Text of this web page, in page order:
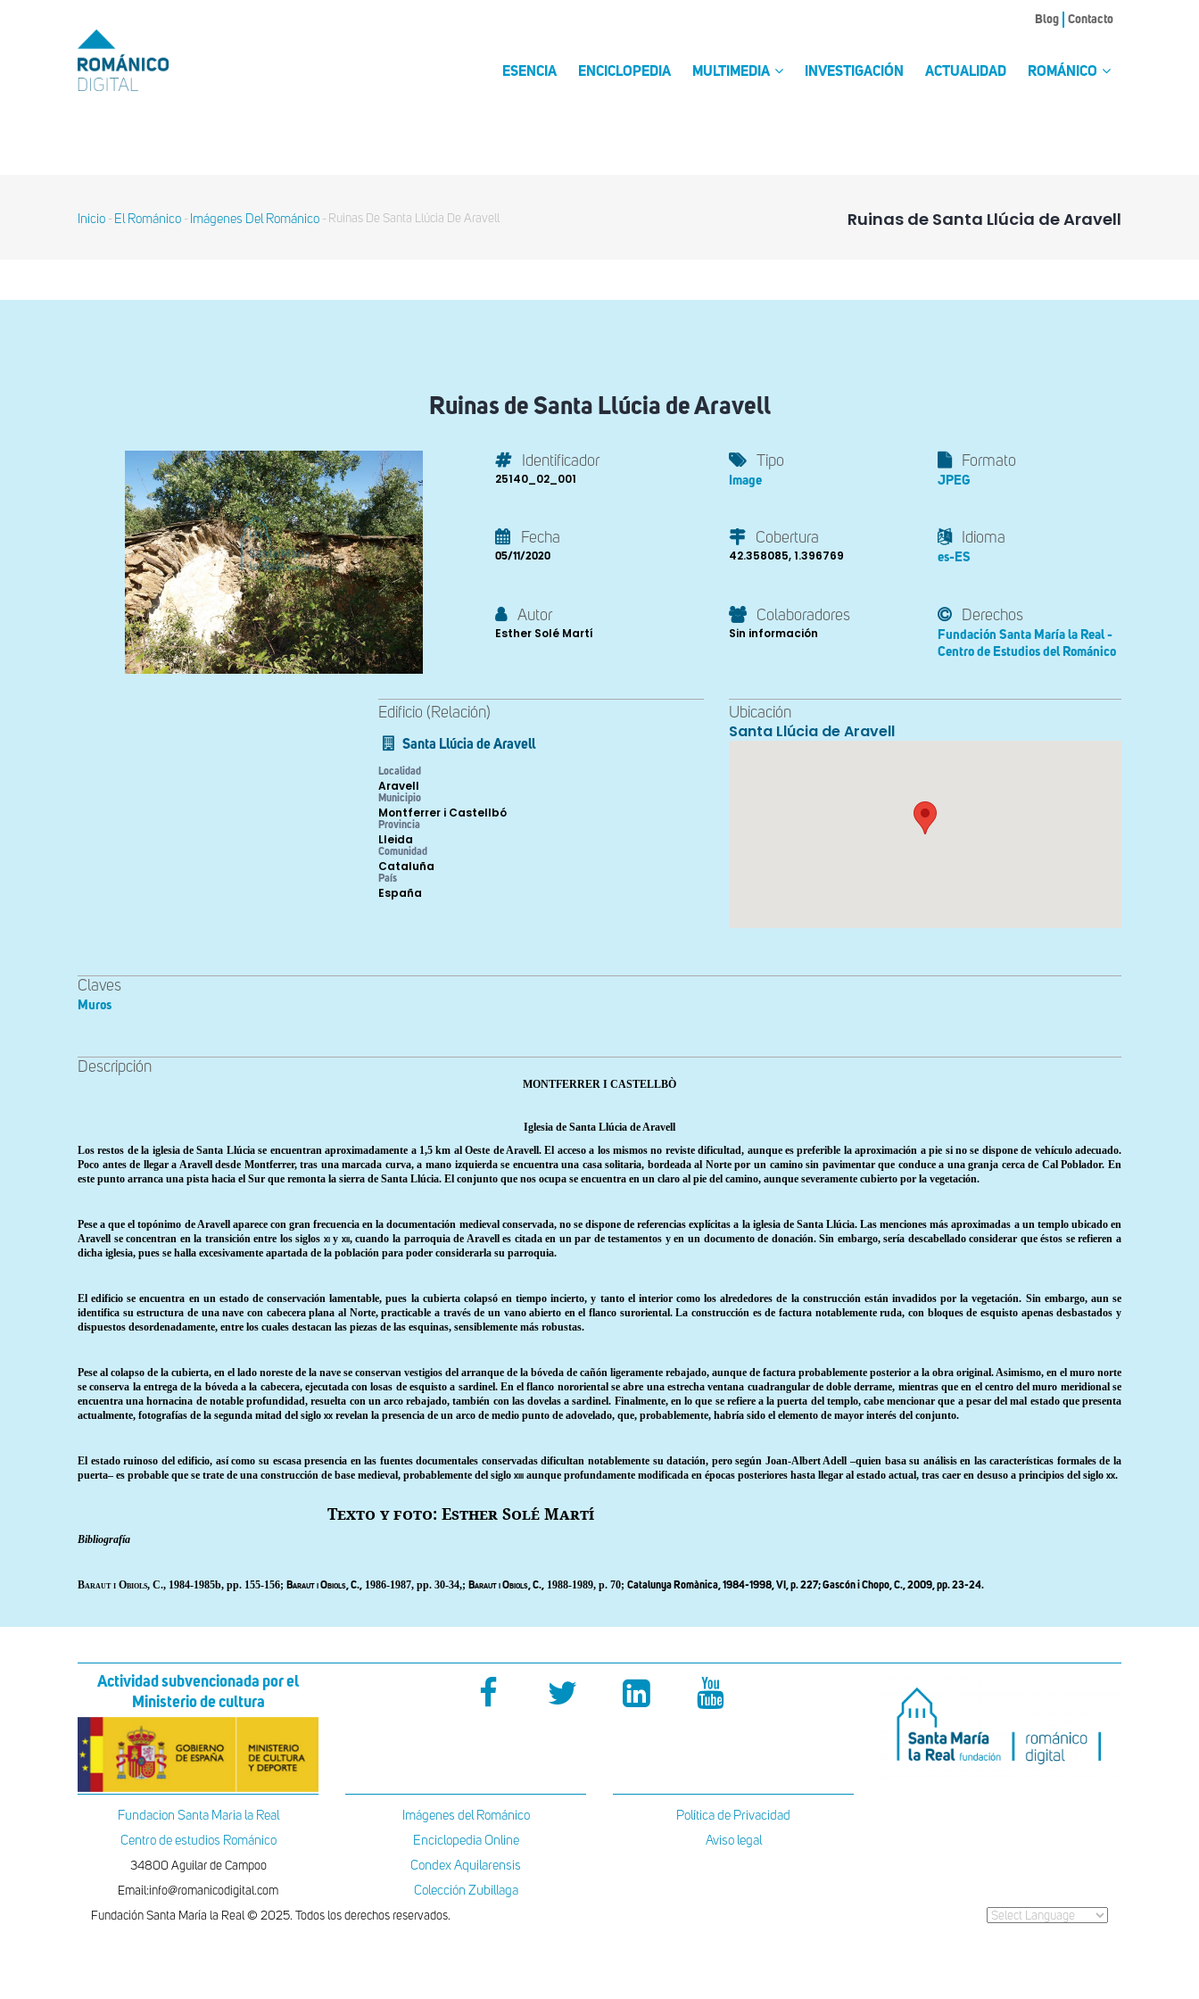
MENU
TOP
Blog Contacto
ESENCIA ENCICLOPEDIA MULTIMEDIA INVESTIGACIÓN ACTUALIDAD ROMÁNICO
Ruinas de Santa Llúcia de Aravell
Sobrescribir
Inicio - El Románico - Imágenes Del Románico - Ruinas De Santa Llúcia De Aravell
Ruinas de Santa Llúcia de Aravell
Identificador
25140_02_001
Tipo
Image
Formato
JPEG
Fecha
05/11/2020
Cobertura
42.358085, 1.396769
Idioma
es-ES
Autor
Esther Solé Martí
Colaboradores
Sin información
Derechos
Fundación Santa María la Real -
Centro de Estudios del Románico
Edificio (Relación)
Santa Llúcia de Aravell
Localidad
Aravell
Municipio
Montferrer i Castellbó
Provincia
Lleida
Comunidad
Cataluña
País
España
Ubicación
Santa Llúcia de Aravell
Claves
Muros
Descripción
MONTFERRER I CASTELLBÒ
Iglesia de Santa Llúcia de Aravell
Los restos de la iglesia de Santa Llúcia se encuentran aproximadamente a 1,5 km al Oeste de Aravell. El acceso a los mismos no reviste dificultad, aunque es preferible la aproximación a pie si no se dispone de vehículo adecuado.
Poco antes de llegar a Aravell desde Montferrer, tras una marcada curva, a mano izquierda se encuentra una casa solitaria, bordeada al Norte por un camino sin pavimentar que conduce a una granja cerca de Cal Poblador. En
este punto arranca una pista hacia el Sur que remonta la sierra de Santa Llúcia. El conjunto que nos ocupa se encuentra en un claro al pie del camino, aunque severamente cubierto por la vegetación.
Pese a que el topónimo de Aravell aparece con gran frecuencia en la documentación medieval conservada, no se dispone de referencias explícitas a la iglesia de Santa Llúcia. Las menciones más aproximadas a un templo ubicado en
Aravell se concentran en la transición entre los siglos xiy xii, cuando la parroquia de Aravell es citada en un par de testamentos y en un documento de donación. Sin embargo, sería descabellado considerar que éstos se refieren a
dicha iglesia, pues se halla excesivamente apartada de la población para poder considerarla su parroquia.
El edificio se encuentra en un estado de conservación lamentable, pues la cubierta colapsó en tiempo incierto, y tanto el interior como los alrededores de la construcción están invadidos por la vegetación. Sin embargo, aun se
identifica su estructura de una nave con cabecera plana al Norte, practicable a través de un vano abierto en el flanco suroriental. La construcción es de factura notablemente ruda, con bloques de esquisto apenas desbastados y
dispuestos desordenadamente, entre los cuales destacan las piezas de las esquinas, sensiblemente más robustas.
Pese al colapso de la cubierta, en el lado noreste de la nave se conservan vestigios del arranque de la bóveda de cañón ligeramente rebajado, aunque de factura probablemente posterior a la obra original. Asimismo, en el muro norte
se conserva la entrega de la bóveda a la cabecera, ejecutada con losas de esquisto a sardinel. En el flanco nororiental se abre una estrecha ventana cuadrangular de doble derrame, mientras que en el centro del muro meridional se
encuentra una hornacina de notable profundidad, resuelta con un arco rebajado, también con las dovelas a sardinel. Finalmente, en lo que se refiere a la puerta del templo, cabe mencionar que a pesar del mal estado que presenta
actualmente, fotografías de la segunda mitad del siglo xx revelan la presencia de un arco de medio punto de adovelado, que, probablemente, habría sido el elemento de mayor interés del conjunto.
El estado ruinoso del edificio, así como su escasa presencia en las fuentes documentales conservadas dificultan notablemente su datación, pero según Joan-Albert Adell –quien basa su análisis en las características formales de la
puerta– es probable que se trate de una construcción de base medieval, probablemente del siglo xiii aunque profundamente modificada en épocas posteriores hasta llegar al estado actual, tras caer en desuso a principios del siglo xx.
Texto y foto: Esther Solé Martí
Bibliografía
Baraut i Obiols, C., 1984-1985b, pp. 155-156; Baraut i Obiols, C., 1986-1987, pp. 30-34,; Baraut i Obiols, C., 1988-1989, p. 70; Catalunya Romànica,1984-1998,VI , p. 227;Gascón i Chopo, C., 2009, pp. 23-24.
Actividad subvencionada por el
Ministerio de cultura
Fundacion Santa Maria la Real
Centro de estudios Románico
34800 Aguilar de Campoo
Email:info@romanicodigital.com
Imágenes del Románico
Enciclopedia Online
Condex Aquilarensis
Colección Zubillaga
Política de Privacidad
Aviso legal
Fundación Santa María la Real © 2025. Todos los derechos reservados.